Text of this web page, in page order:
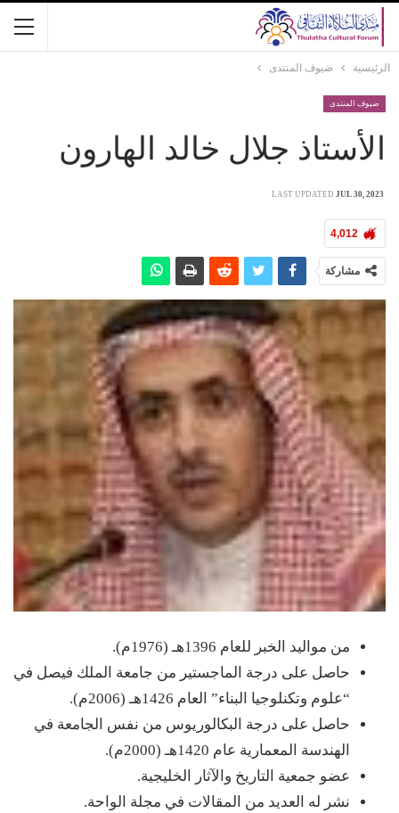
الرئيسية ضيوف المنتدى
ضيوف المنتدى
الأستاذ جلال خالد الهارون
LAST UPDATED JUL 30, 2023
4,012
مشاركة
من مواليد الخبر للعام 1396هـ (1976م).
حاصل على درجة الماجستير من جامعة الملك فيصل في
“علوم وتكنلوجيا البناء” العام 1426هـ (2006م).
حاصل على درجة البكالوريوس من نفس الجامعة في
الهندسة المعمارية عام 1420هـ (2000م).
عضو جمعية التاريخ والآثار الخليجية.
نشر له العديد من المقالات في مجلة الواحة.